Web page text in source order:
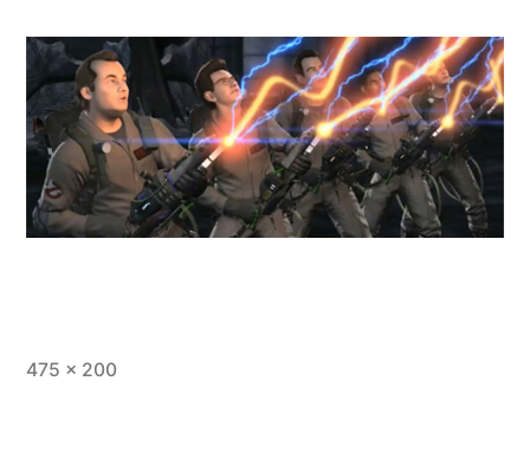
Tamaño
475 × 200